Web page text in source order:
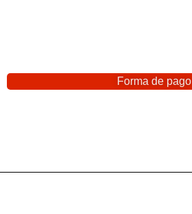
Forma de pago